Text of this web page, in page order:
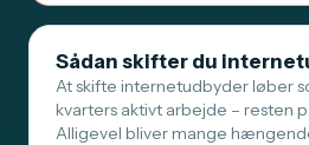
Sådan skifter du
At skifte internetudbyder løber
kvarters aktivt arbejde – resten
Alligevel bliver mange